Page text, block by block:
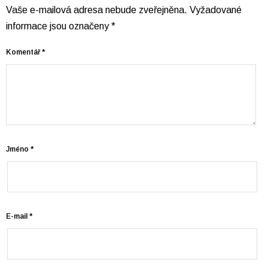
Vaše e-mailová adresa nebude zveřejněna. Vyžadované
informace jsou označeny*
Komentář*
Jméno *
E-mail *